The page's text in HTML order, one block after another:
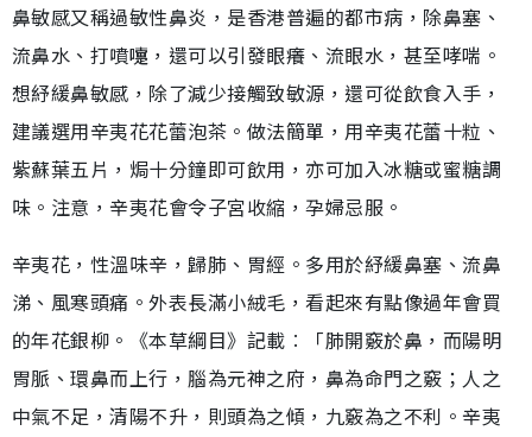
鼻敏感又稱過敏性鼻炎，是香港普遍的都市病，除鼻塞、
流鼻水、打噴嚏，還可以引發眼癢、流眼水，甚至哮喘。
想紓緩鼻敏感，除了減少接觸致敏源，還可從飲食入手，
建議選用辛夷花花蕾泡茶。做法簡單，用辛夷花蕾十粒、
紫蘇葉五片，焗十分鐘即可飲用，亦可加入冰糖或蜜糖調
味。注意，辛夷花會令子宮收縮，孕婦忌服。
辛夷花，性溫味辛，歸肺、胃經。多用於紓緩鼻塞、流鼻
涕、風寒頭痛。外表長滿小絨毛，看起來有點像過年會買
的年花銀柳。《本草綱目》記載︰「肺開竅於鼻，而陽明
胃脈、環鼻而上行，腦為元神之府，鼻為命門之竅；人之
中氣不足，清陽不升，則頭為之傾，九竅為之不利。辛夷